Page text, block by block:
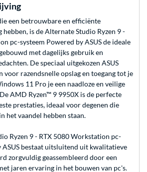
een betrouwbare en efficiënte
is de Alternate Studio Ryzen 9 -
pc-systeem Powered by ASUS de ideale
met dagelijks gebruik en
De speciaal uitgekozen ASUS
voor razendsnelle opslag en toegang tot je
11 Pro je een naadloze en veilige
AMD Ryzen™ 9 9950X is de perfecte
prestaties, ideaal voor degenen die
het vaandel hebben staan.
Ryzen 9 - RTX 5080 Workstation pc-
ASUS bestaat uitsluitend uit kwalitatieve
zorgvuldig geassembleerd door een
jaren ervaring in het bouwen van pc's.